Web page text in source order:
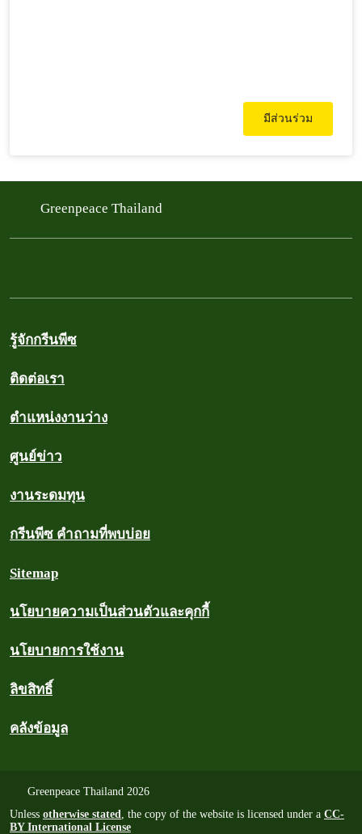
มีส่วนร่วม
Greenpeace Thailand
รู้จักกรีนพีซ
ติดต่อเรา
ตำแหน่งงานว่าง
ศูนย์ข่าว
งานระดมทุน
กรีนพีซ คำถามที่พบบ่อย
Sitemap
นโยบายความเป็นส่วนตัวและคุกกี้
นโยบายการใช้งาน
ลิขสิทธิ์
คลังข้อมูล
Greenpeace Thailand 2026
Unless otherwise stated, the copy of the website is licensed under a CC-
BY International License